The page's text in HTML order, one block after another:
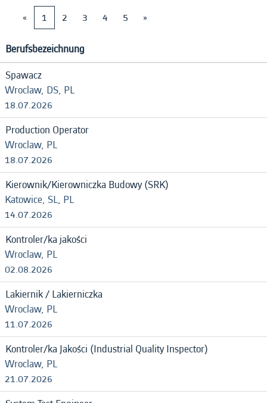
«
1 2 3 4 5 »
Berufsbezeichnung
Spawacz
Wroclaw, DS, PL
18.07.2026
Production Operator
Wroclaw, PL
18.07.2026
Kierownik/Kierowniczka Budowy (SRK)
Katowice, SL, PL
14.07.2026
Kontroler/ka jakości
Wroclaw, PL
02.08.2026
Lakiernik / Lakierniczka
Wroclaw, PL
11.07.2026
Kontroler/ka Jakości (Industrial Quality Inspector)
Wroclaw, PL
21.07.2026